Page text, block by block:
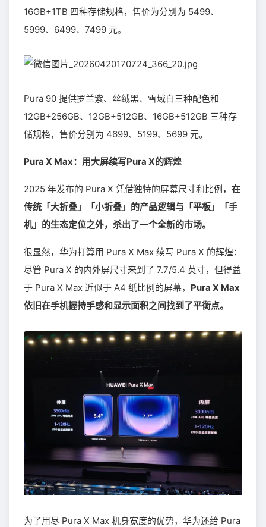
16GB+1TB 四种存储规格，售价为分别为 5499、
5999、6499、7499 元。
Pura 90 提供罗兰紫、丝绒黑、雪域白三种配色和
12GB+256GB、12GB+512GB、16GB+512GB 三种存
储规格，售价分别为 4699、5199、5699 元。
Pura X Max：用大屏续写Pura X的辉煌
2025 年发布的 Pura X 凭借独特的屏幕尺寸和比例， 在
传统「大折叠」「小折叠」的产品逻辑与「平板」「手
机」的生态定位之外，杀出了一个全新的市场。
很显然，华为打算用 Pura X Max 续写 Pura X 的辉煌：
尽管 Pura X 的内外屏尺寸来到了 7.7/5.4 英寸，但得益
于 Pura X Max 近似于 A4 纸比例的屏幕， Pura X Max
依旧在手机握持手感和显示面积之间找到了平衡点。
为了用尽 Pura X Max 机身宽度的优势，华为还给 Pura